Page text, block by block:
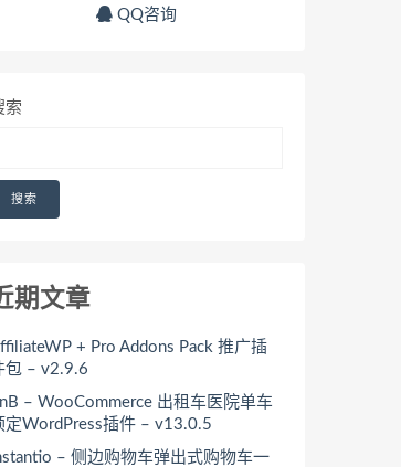
QQ咨询
索
搜索
期文章
+ Pro Addons Pack 推广插
包 – v2.9.6
– WooCommerce 出租车医院单车
定WordPress插件 – v13.0.5
– 侧边购物车弹出式购物车一